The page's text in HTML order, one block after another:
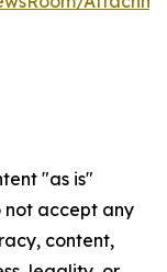
"as is"
not accept any
content,